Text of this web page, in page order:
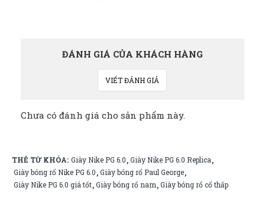
ĐÁNH GIÁ CỦA KHÁCH HÀNG
VIẾT ĐÁNH GIÁ
Chưa có đánh giá cho sản phẩm này.
THẺ TỪ KHÓA: Giày Nike PG 6.0,Giày Nike PG 6.0 Replica,
Giày bóng rổ Nike PG 6.0,Giày bóng rổ Paul George,
Giày Nike PG 6.0 giá tốt,Giày bóng rổ nam,Giày bóng rổ cổ thấp